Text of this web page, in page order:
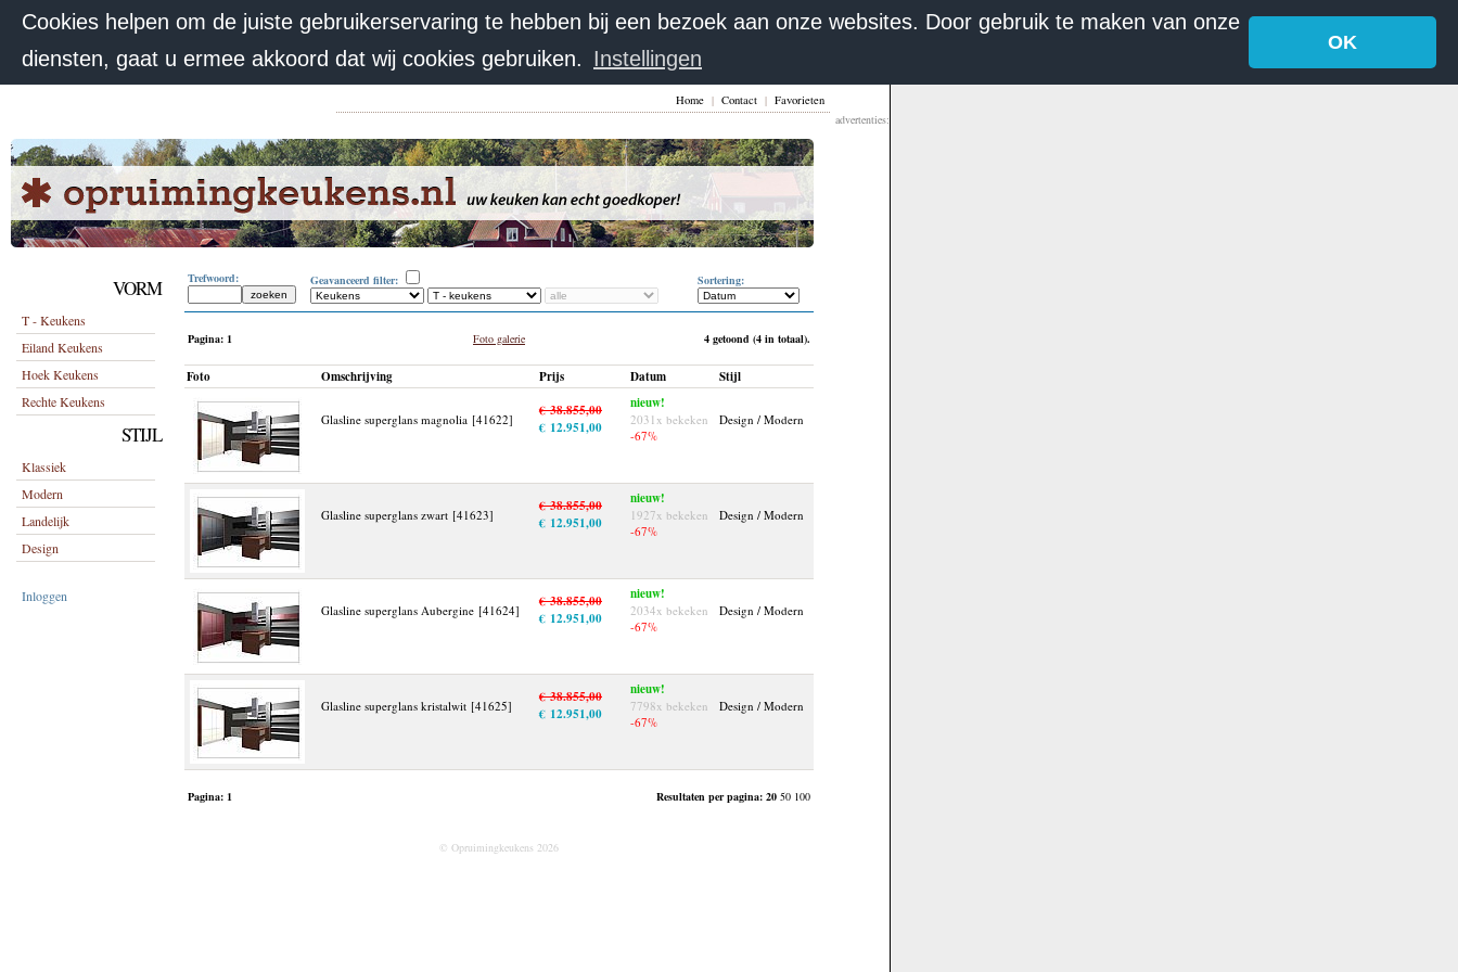
Cookies helpen om de juiste gebruikerservaring te hebben bij een bezoek aan onze websites. Door gebruik te maken van onze
diensten, gaat u ermee akkoord dat wij cookies gebruiken. Instellingen
OK
Home | Contact | Favorieten
advertenties:
VORM
T - Keukens
Eiland Keukens
Hoek Keukens
Rechte Keukens
STIJL
Klassiek
Modern
Landelijk
Design
Inloggen
Trefwoord: Geavanceerd filter: Sortering:
Pagina: 1 Foto galerie 4 getoond (4 in totaal).
Foto Omschrijving Prijs Datum Stijl
Glasline superglans magnolia [41622]
€ 38.855,00
€ 12.951,00
nieuw!
2031x bekeken
-67%
Design / Modern
Glasline superglans zwart [41623]
€ 38.855,00
€ 12.951,00
nieuw!
1927x bekeken
-67%
Design / Modern
Glasline superglans Aubergine [41624]
€ 38.855,00
€ 12.951,00
nieuw!
2034x bekeken
-67%
Design / Modern
Glasline superglans kristalwit [41625]
€ 38.855,00
€ 12.951,00
nieuw!
7798x bekeken
-67%
Design / Modern
Pagina: 1 Resultaten per pagina: 20 50 100
© Opruimingkeukens 2026